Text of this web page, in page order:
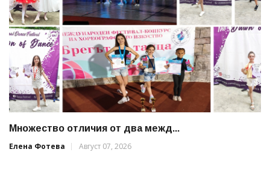
Множество отличия от два межд...
Елена Фотева
Август 07, 2026